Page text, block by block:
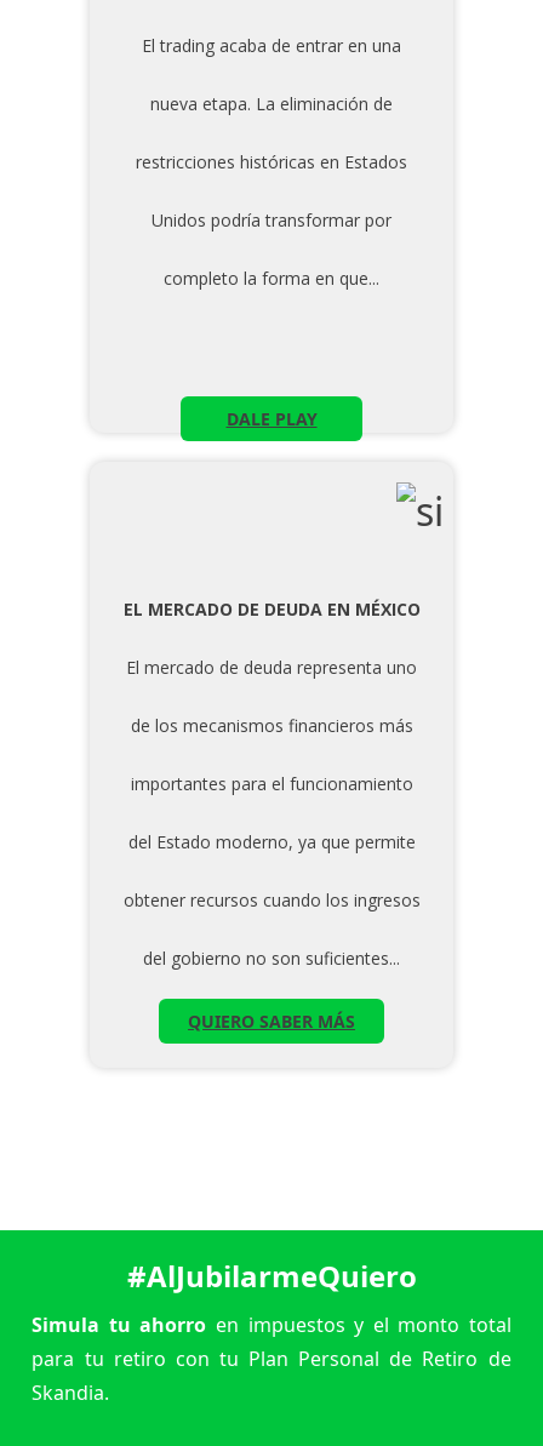
El trading acaba de entrar en una
nueva etapa. La eliminación de
restricciones históricas en Estados
Unidos podría transformar por
completo la forma en que...
DALE PLAY
EL MERCADO DE DEUDA EN MÉXICO
El mercado de deuda representa uno
de los mecanismos financieros más
importantes para el funcionamiento
del Estado moderno, ya que permite
obtener recursos cuando los ingresos
del gobierno no son suficientes...
QUIERO SABER MÁS
#AlJubilarmeQuiero
Simula tu ahorro en impuestos y el monto total
para tu retiro con tu Plan Personal de Retiro de
Skandia.